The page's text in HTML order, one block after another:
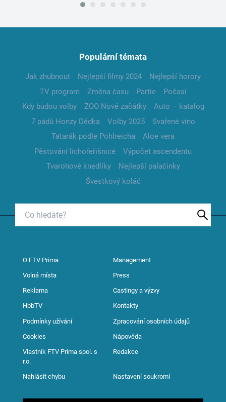
Populární témata
Jak zhubnout Nejlepší filmy 2024
Nejlepší horory
TV program
Změna času Partie
Počasí
Kdy budou volby
ZOO Nové začátky
Auto – katalog
7 pádů Honzy Dědka
Volby 2025
Svařené víno
Tatarák podle Pohlreicha
Aloe vera
Pěstování lichořeřišnice
Výpočet ascendentu
Tvarohové knedlíky
Nejlepší palačinky
Švestkový koláč
O FTV Prima Management
Volná místa Press
Reklama Castingy a výzvy
HbbTV Kontakty
Podmínky užívání Zpracování osobních údajů
Cookies Nápověda
Vlastník FTV Prima spol. s
r.o.
Redakce
Nahlásit chybu Nastavení soukromí